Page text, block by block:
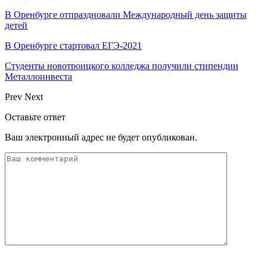
В Оренбурге отпраздновали Международный день защиты
детей
В Оренбурге стартовал ЕГЭ-2021
Студенты новотроицкого колледжа получили стипендии
Металлоинвеста
Prev Next
Оставьте ответ
Ваш электронный адрес не будет опубликован.